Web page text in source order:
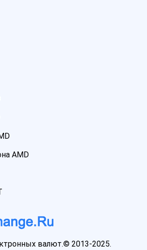
AMD
валют.© 2013-2025.